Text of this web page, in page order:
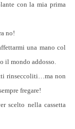
con la mia prima
no!
una mano col
il mondo addosso.
rinseccoliti…ma non
fregare!
scelto nella cassetta